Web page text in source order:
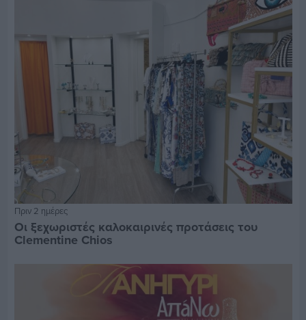
Πριν 2 ημέρες
Οι ξεχωριστές καλοκαιρινές προτάσεις του
Clementine Chios